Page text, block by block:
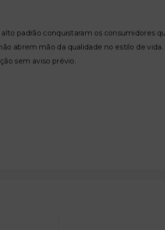
padrão conquistaram os consumidores
abrem mão da qualidade no estilo de vida.
sem aviso prévio.